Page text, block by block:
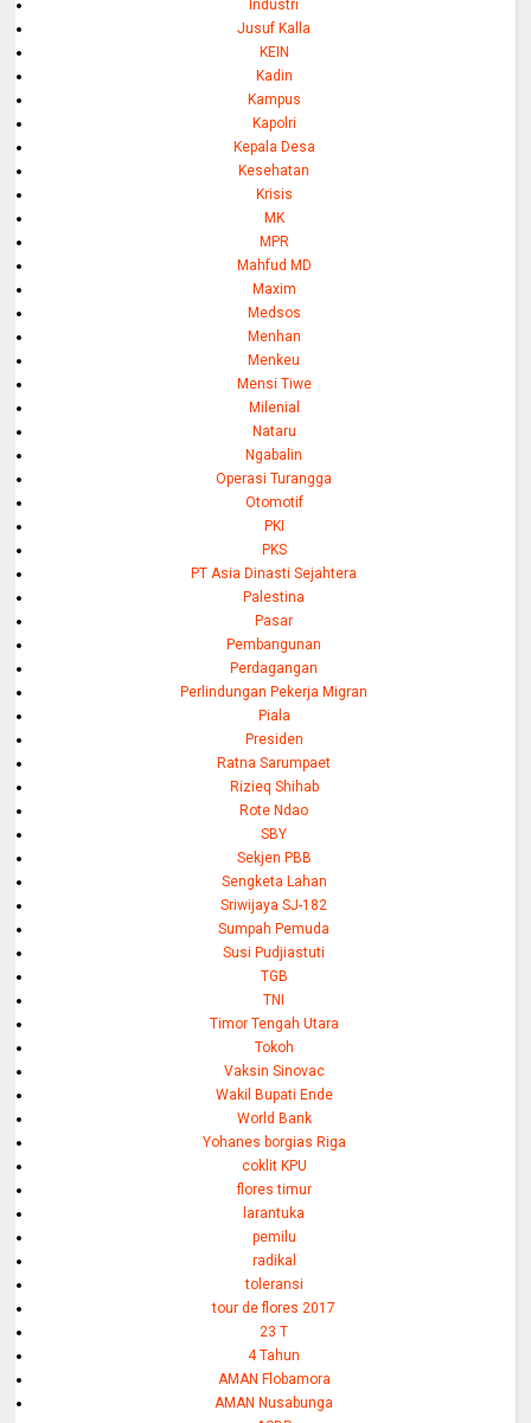
Industri
Jusuf Kalla
KEIN
Kadin
Kampus
Kapolri
Kepala Desa
Kesehatan
Krisis
MK
MPR
Mahfud MD
Maxim
Medsos
Menhan
Menkeu
Mensi Tiwe
Milenial
Nataru
Ngabalin
Operasi Turangga
Otomotif
PKI
PKS
PT Asia Dinasti Sejahtera
Palestina
Pasar
Pembangunan
Perdagangan
Perlindungan Pekerja Migran
Piala
Presiden
Ratna Sarumpaet
Rizieq Shihab
Rote Ndao
SBY
Sekjen PBB
Sengketa Lahan
Sriwijaya SJ-182
Sumpah Pemuda
Susi Pudjiastuti
TGB
TNI
Timor Tengah Utara
Tokoh
Vaksin Sinovac
Wakil Bupati Ende
World Bank
Yohanes borgias Riga
coklit KPU
flores timur
larantuka
pemilu
radikal
toleransi
tour de flores 2017
23 T
4 Tahun
AMAN Flobamora
AMAN Nusabunga